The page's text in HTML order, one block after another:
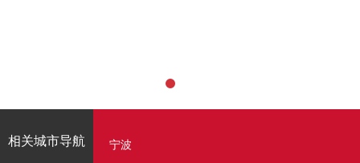
相关城市导航 宁波